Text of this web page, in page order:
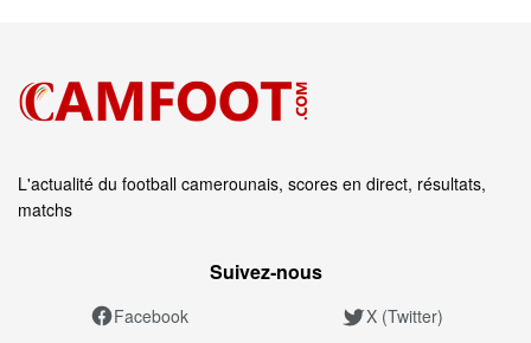
L'actualité du football camerounais, scores en direct, résultats,
matchs
Suivez‑nous
Facebook X (Twitter)